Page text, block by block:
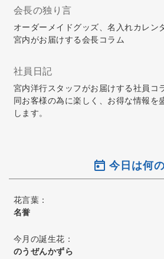
会長の独り言
オーダーメイドグッズ、名入れカレン
宮内がお届けする会長コラム
社員日記
宮内洋行スタッフがお届けする社員コ
同お客様の為に楽しく、お得な情報を
します。
今日は何
花言葉：
名誉
今月の誕生花：
のうぜんかずら